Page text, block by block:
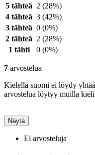
5 tähteä 2 (28%)
4 tähteä 3 (42%)
3 tähteä 0 (0%)
2 tähteä 2 (28%)
1 tähti
0 (0%)
7 arvostelua
Kielellä suomi ei löydy
arvostelua löytyy muilla
Näytä
Ei arvosteluja